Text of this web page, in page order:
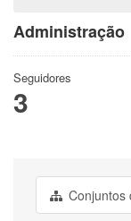
Administração
Seguidores
3
Conjuntos